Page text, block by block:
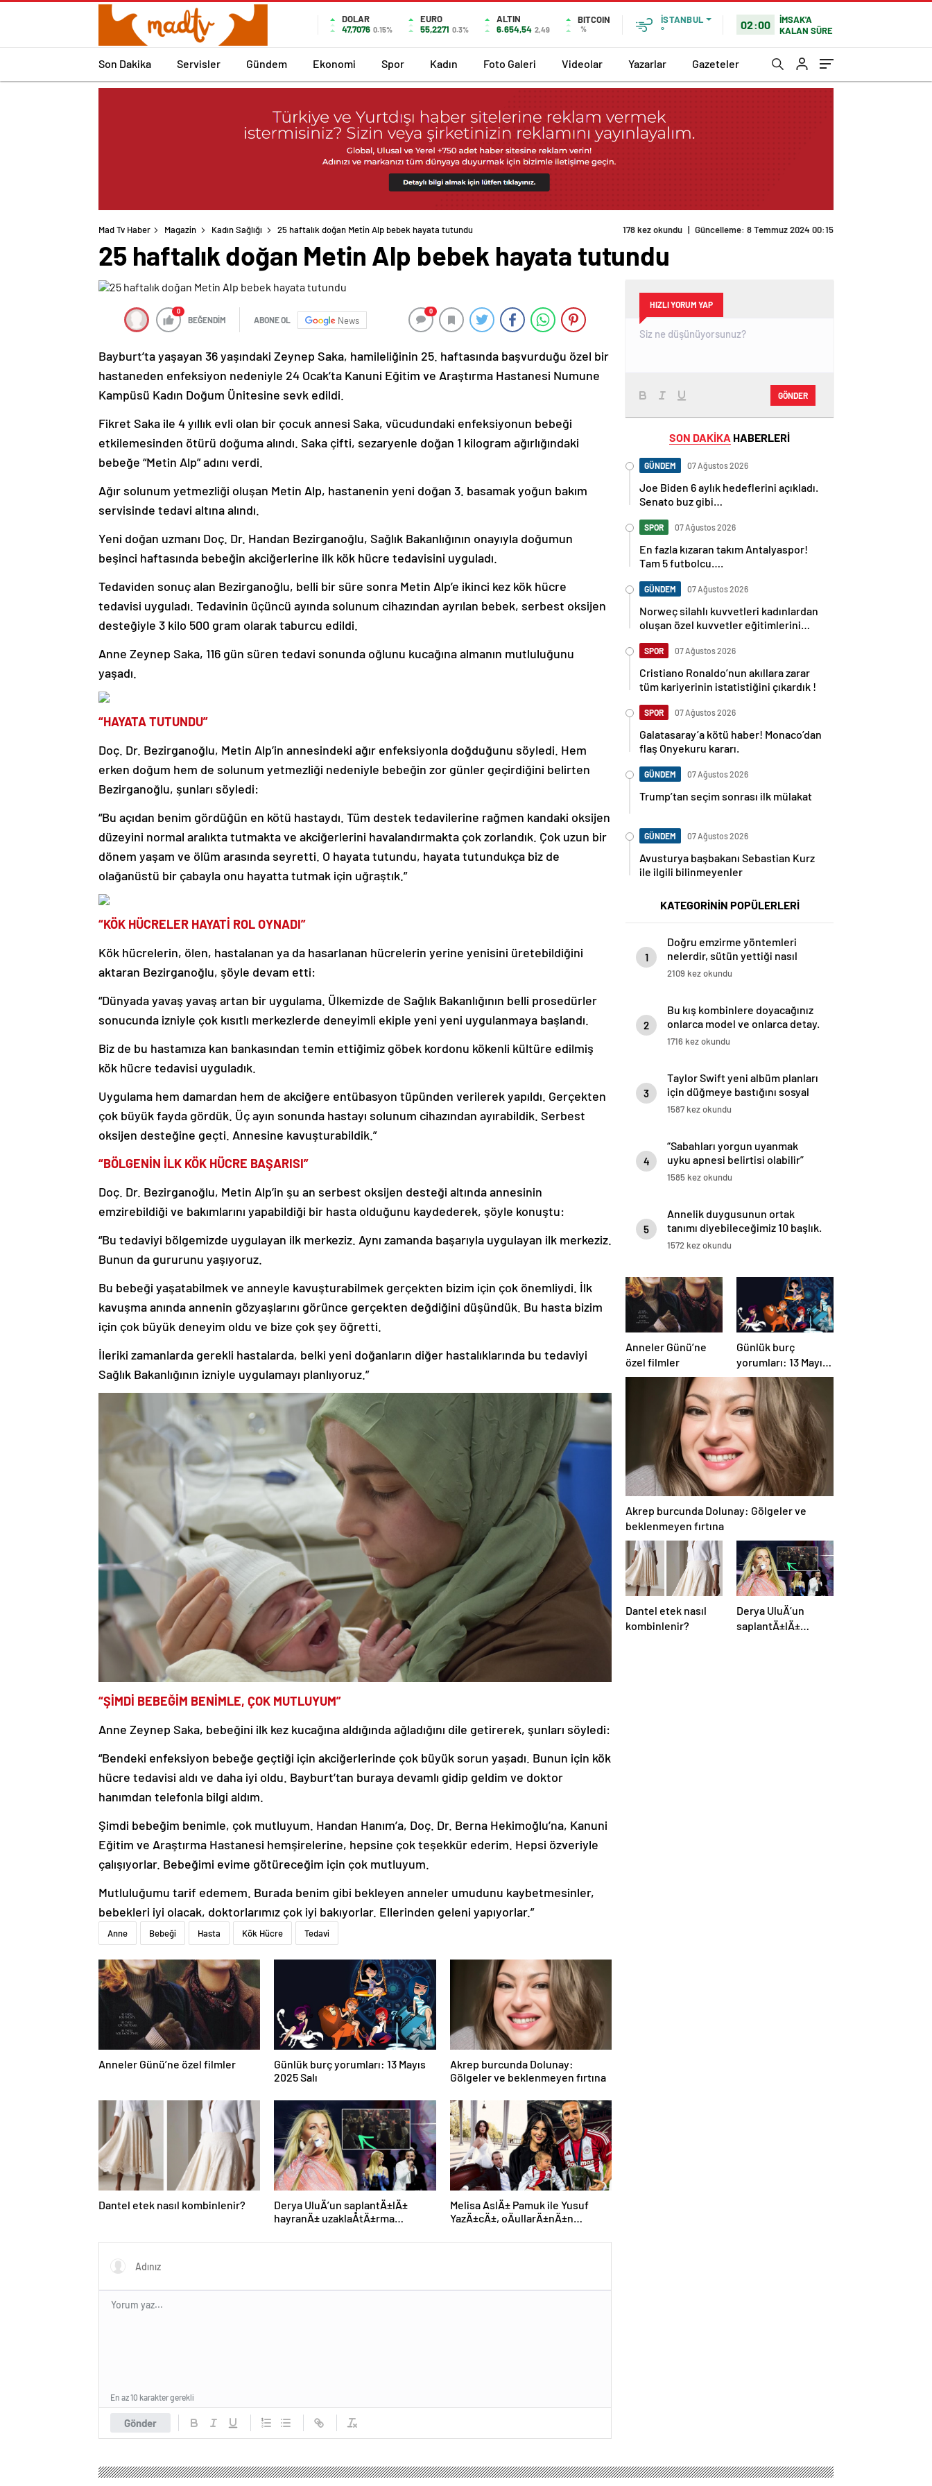
DOLAR
47,7076 0.15%
EURO
55,2271 0.3%
ALTIN
6.654,54 2,49
BITCOIN
%
İSTANBUL
°
02:00
İMSAK'A
KALAN SÜRE
Son Dakika Servisler Gündem Ekonomi Spor Kadın Foto Galeri Videolar Yazarlar Gazeteler
Mad Tv Haber Magazin Kadın Sağlığı 25 haftalık doğan Metin Alp bebek hayata tutundu 178 kez okundu | Güncelleme: 8 Temmuz 2024 00:15
25 haftalık doğan Metin Alp bebek hayata tutundu
0
BEĞENDİM ABONE OL News
0
Bayburt’ta yaşayan 36 yaşındaki Zeynep Saka, hamileliğinin 25. haftasında başvurduğu özel bir
hastaneden enfeksiyon nedeniyle 24 Ocak’ta Kanuni Eğitim ve Araştırma Hastanesi Numune
Kampüsü Kadın Doğum Ünitesine sevk edildi.
Fikret Saka ile 4 yıllık evli olan bir çocuk annesi Saka, vücudundaki enfeksiyonun bebeği
etkilemesinden ötürü doğuma alındı. Saka çifti, sezaryenle doğan 1 kilogram ağırlığındaki
bebeğe “Metin Alp” adını verdi.
Ağır solunum yetmezliği oluşan Metin Alp, hastanenin yeni doğan 3. basamak yoğun bakım
servisinde tedavi altına alındı.
Yeni doğan uzmanı Doç. Dr. Handan Bezirganoğlu, Sağlık Bakanlığının onayıyla doğumun
beşinci haftasında bebeğin akciğerlerine ilk kök hücre tedavisini uyguladı.
Tedaviden sonuç alan Bezirganoğlu, belli bir süre sonra Metin Alp’e ikinci kez kök hücre
tedavisi uyguladı. Tedavinin üçüncü ayında solunum cihazından ayrılan bebek, serbest oksijen
desteğiyle 3 kilo 500 gram olarak taburcu edildi.
Anne Zeynep Saka, 116 gün süren tedavi sonunda oğlunu kucağına almanın mutluluğunu
yaşadı.
“HAYATA TUTUNDU”
Doç. Dr. Bezirganoğlu, Metin Alp’in annesindeki ağır enfeksiyonla doğduğunu söyledi. Hem
erken doğum hem de solunum yetmezliği nedeniyle bebeğin zor günler geçirdiğini belirten
Bezirganoğlu, şunları söyledi:
“Bu açıdan benim gördüğün en kötü hastaydı. Tüm destek tedavilerine rağmen kandaki oksijen
düzeyini normal aralıkta tutmakta ve akciğerlerini havalandırmakta çok zorlandık. Çok uzun bir
dönem yaşam ve ölüm arasında seyretti. O hayata tutundu, hayata tutundukça biz de
olağanüstü bir çabayla onu hayatta tutmak için uğraştık.”
“KÖK HÜCRELER HAYATİ ROL OYNADI”
Kök hücrelerin, ölen, hastalanan ya da hasarlanan hücrelerin yerine yenisini üretebildiğini
aktaran Bezirganoğlu, şöyle devam etti:
“Dünyada yavaş yavaş artan bir uygulama. Ülkemizde de Sağlık Bakanlığının belli prosedürler
sonucunda izniyle çok kısıtlı merkezlerde deneyimli ekiple yeni yeni uygulanmaya başlandı.
Biz de bu hastamıza kan bankasından temin ettiğimiz göbek kordonu kökenli kültüre edilmiş
kök hücre tedavisi uyguladık.
Uygulama hem damardan hem de akciğere entübasyon tüpünden verilerek yapıldı. Gerçekten
çok büyük fayda gördük. Üç ayın sonunda hastayı solunum cihazından ayırabildik. Serbest
oksijen desteğine geçti. Annesine kavuşturabildik.”
“BÖLGENİN İLK KÖK HÜCRE BAŞARISI”
Doç. Dr. Bezirganoğlu, Metin Alp’in şu an serbest oksijen desteği altında annesinin
emzirebildiği ve bakımlarını yapabildiği bir hasta olduğunu kaydederek, şöyle konuştu:
“Bu tedaviyi bölgemizde uygulayan ilk merkeziz. Aynı zamanda başarıyla uygulayan ilk merkeziz.
Bunun da gururunu yaşıyoruz.
Bu bebeği yaşatabilmek ve anneyle kavuşturabilmek gerçekten bizim için çok önemliydi. İlk
kavuşma anında annenin gözyaşlarını görünce gerçekten değdiğini düşündük. Bu hasta bizim
için çok büyük deneyim oldu ve bize çok şey öğretti.
İleriki zamanlarda gerekli hastalarda, belki yeni doğanların diğer hastalıklarında bu tedaviyi
Sağlık Bakanlığının izniyle uygulamayı planlıyoruz.”
“ŞİMDİ BEBEĞİM BENİMLE, ÇOK MUTLUYUM”
Anne Zeynep Saka, bebeğini ilk kez kucağına aldığında ağladığını dile getirerek, şunları söyledi:
“Bendeki enfeksiyon bebeğe geçtiği için akciğerlerinde çok büyük sorun yaşadı. Bunun için kök
hücre tedavisi aldı ve daha iyi oldu. Bayburt’tan buraya devamlı gidip geldim ve doktor
hanımdan telefonla bilgi aldım.
Şimdi bebeğim benimle, çok mutluyum. Handan Hanım’a, Doç. Dr. Berna Hekimoğlu’na, Kanuni
Eğitim ve Araştırma Hastanesi hemşirelerine, hepsine çok teşekkür ederim. Hepsi özveriyle
çalışıyorlar. Bebeğimi evime götüreceğim için çok mutluyum.
Mutluluğumu tarif edemem. Burada benim gibi bekleyen anneler umudunu kaybetmesinler,
bebekleri iyi olacak, doktorlarımız çok iyi bakıyorlar. Ellerinden geleni yapıyorlar.”
Anne Bebeği Hasta Kök Hücre Tedavi
Anneler Günü’ne özel filmler
Günlük burç yorumları: 13 Mayıs
2025 Salı
Akrep burcunda Dolunay:
Gölgeler ve beklenmeyen fırtına
Dantel etek nasıl kombinlenir?
Derya UluÄ’un saplantÄ±lÄ±
hayranÄ± uzaklaÅtÄ±rma
sÄ±radan konseri izledi
Melisa AslÄ± Pamuk ile Yusuf
YazÄ±cÄ±, oÄullarÄ±nÄ±n
Gönder
En az 10 karakter gerekli
HIZLI YORUM YAP
GÖNDER
SON DAKİKA HABERLERİ
GÜNDEM 07 Ağustos 2026
Joe Biden 6 aylık hedeflerini açıkladı.
Senato buz gibi…
SPOR 07 Ağustos 2026
En fazla kızaran takım Antalyaspor!
Tam 5 futbolcu….
GÜNDEM 07 Ağustos 2026
Norweç silahlı kuvvetleri kadınlardan
oluşan özel kuvvetler eğitimlerini
SPOR 07 Ağustos 2026
Cristiano Ronaldo’nun akıllara zarar
tüm kariyerinin istatistiğini çıkardık !
SPOR 07 Ağustos 2026
Galatasaray’a kötü haber! Monaco’dan
flaş Onyekuru kararı.
GÜNDEM 07 Ağustos 2026
Trump’tan seçim sonrası ilk mülakat
GÜNDEM 07 Ağustos 2026
Avusturya başbakanı Sebastian Kurz
ile ilgili bilinmeyenler
KATEGORİNİN POPÜLERLERİ
1
Doğru emzirme yöntemleri
nelerdir, sütün yettiği nasıl
anlaşılır?
2109 kez okundu
2
Bu kış kombinlere doyacağınız
onlarca model ve onlarca detay.
1716 kez okundu
3
Taylor Swift yeni albüm planları
için düğmeye bastığını sosyal
medyadan duyurdu!
1587 kez okundu
4
“Sabahları yorgun uyanmak
uyku apnesi belirtisi olabilir”
1585 kez okundu
5
Annelik duygusunun ortak
tanımı diyebileceğimiz 10 başlık.
1572 kez okundu
Anneler Günü’ne
özel filmler
Günlük burç
yorumları: 13 Mayıs
2025 Salı
Akrep burcunda Dolunay: Gölgeler ve
beklenmeyen fırtına
Dantel etek nasıl
kombinlenir?
Derya UluÄ’un
saplantÄ±lÄ±